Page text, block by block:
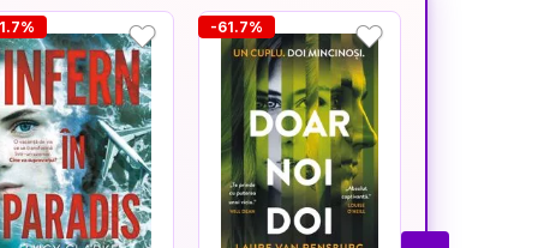
-61.7%